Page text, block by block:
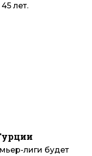
лет.
лиги будет